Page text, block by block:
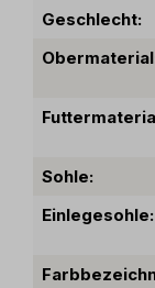
Geschlecht:
Sohle:
Einlegesohle: